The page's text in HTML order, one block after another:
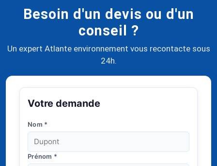
Besoin d'un devis ou d'un
conseil ?
Un expert Atlante environnement vous recontacte sous
24h.
Votre demande
Nom *
Prénom *